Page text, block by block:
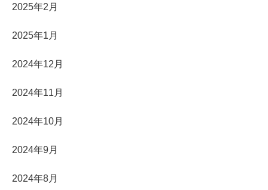
2025年2月
2025年1月
2024年12月
2024年11月
2024年10月
2024年9月
2024年8月